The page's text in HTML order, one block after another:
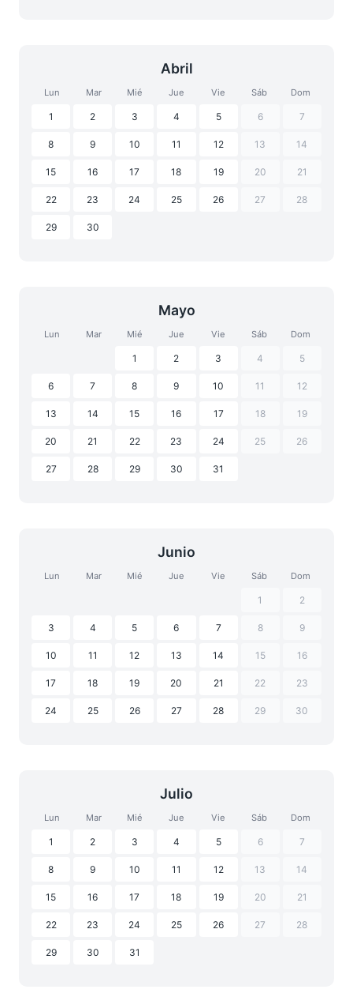
Abril
Lun Mar Mié Jue Vie Sáb Dom
1 2 3 4 5 6 7
8 9 10 11 12 13 14
15 16 17 18 19 20 21
22 23 24 25 26 27 28
29 30
Mayo
Lun Mar Mié Jue Vie Sáb Dom
1 2 3 4 5
6 7 8 9 10 11 12
13 14 15 16 17 18 19
20 21 22 23 24 25 26
27 28 29 30 31
Junio
Lun Mar Mié Jue Vie Sáb Dom
1 2
3 4 5 6 7 8 9
10 11 12 13 14 15 16
17 18 19 20 21 22 23
24 25 26 27 28 29 30
Julio
Lun Mar Mié Jue Vie Sáb Dom
1 2 3 4 5 6 7
8 9 10 11 12 13 14
15 16 17 18 19 20 21
22 23 24 25 26 27 28
29 30 31